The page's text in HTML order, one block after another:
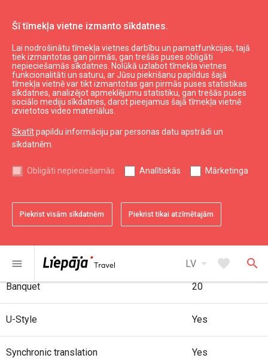
Šī tīmekļa vietne izmanto sīkdatnes.
Lai nodrošinātu tīmekļa vietnes darbību un pamatfunkcijas, tajā
tiek izmantotas gan pirmās, gan trešās puses obligāti
nepieciešamās sīkdatnes. Nolūkā uzlabot tīmekļa vietnes
funkcionalitāti un saturu, ar Jūsu piekrišanu papildus šajā
tīmekļa vietnē var tikt izmantotas gan pirmās puses statistikas
sīkdatnes, analizējot apmeklējumu statistiku, gan trešās puses
sociālo mediju sīkdatnes, darot pieejamus šajā tīmekļa vietnē
izvietotos video materiālus.
Skatītpapildu informāciju par personas datu apstrādi un
sīkdatnēm.
Obligāti nepieciešamās Analītiskās Mārketinga
Piekrist visām sīkdatnēm Piekrist tikai atzīmētajām
menu LV arrow_drop_down favorite search
Plānot Konferenču birojs Pasākumu norises vietas
Liepāja Latvian Society House
Large hall
Gallery
150
Banquet 20
U-Style Yes
Synchronic translation Yes